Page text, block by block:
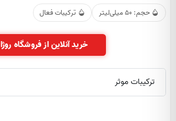
حجم: 50 میلی‌لیتر ترکیبات فعال
خرید آنلاین از فروشگاه روژا
ترکیبات موثر